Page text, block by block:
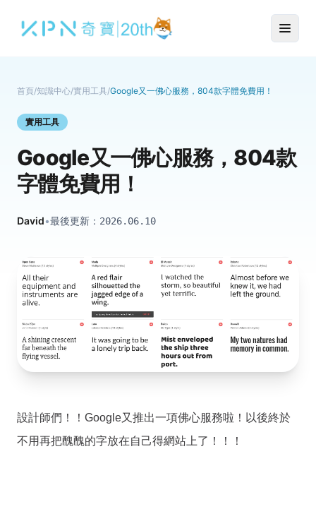
首頁/知識中心/實用工具/Google又一佛心服務，804款字體免費用！
實用工具
Google又一佛心服務，804款
字體免費用！
David•最後更新： 2026.06.10
設計師們！！Google又推出一項佛心服務啦！以後終於
不用再把醜醜的字放在自己得網站上了！！！